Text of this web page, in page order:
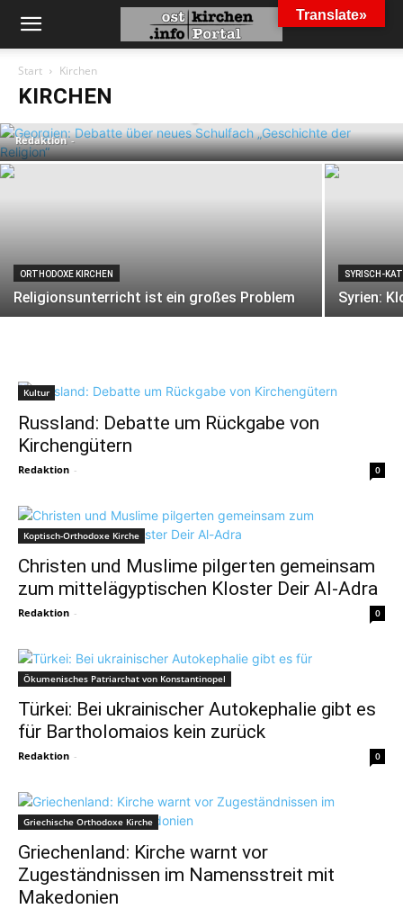
Start Kirchen
KIRCHEN
Georgien: Debatte über neues Schulfach
Redaktion -
ORTHODOXE KIRCHEN
Religionsunterricht ist ein großes Problem
SYRISCH-
Syrien:
Kultur
Russland: Debatte um Rückgabe von
Kirchengütern
Redaktion - 0
Koptisch-Orthodoxe Kirche
Christen und Muslime pilgerten gemeinsam
zum mittelägyptischen Kloster Deir Al-Adra
Redaktion - 0
Ökumenisches Patriarchat von Konstantinopel
Türkei: Bei ukrainischer Autokephalie gibt es
für Bartholomaios kein zurück
Redaktion - 0
Griechische Orthodoxe Kirche
Griechenland: Kirche warnt vor
Zugeständnissen im Namensstreit mit
Makedonien
Translate»